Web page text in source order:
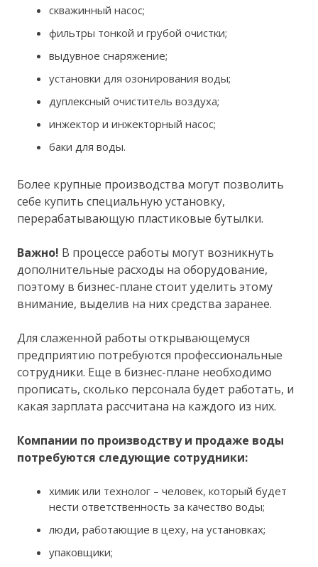
скважинный насос;
фильтры тонкой и грубой очистки;
выдувное снаряжение;
установки для озонирования воды;
дуплексный очиститель воздуха;
инжектор и инжекторный насос;
баки для воды.
Более крупные производства могут позволить
себе купить специальную установку,
перерабатывающую пластиковые бутылки.
Важно! В процессе работы могут возникнуть
дополнительные расходы на оборудование,
поэтому в бизнес-плане стоит уделить этому
внимание, выделив на них средства заранее.
Для слаженной работы открывающемуся
предприятию потребуются профессиональные
сотрудники. Еще в бизнес-плане необходимо
прописать, сколько персонала будет работать, и
какая зарплата рассчитана на каждого из них.
Компании по производству и продаже воды
потребуются следующие сотрудники:
химик или технолог – человек, который будет
нести ответственность за качество воды;
люди, работающие в цеху, на установках;
упаковщики;